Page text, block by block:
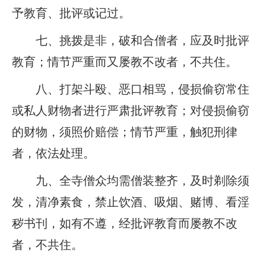
予教育、批评或记过。
七、挑拨是非，破和合僧者，应及时批评
教育；情节严重而又屡教不改者，不共住。
八、打架斗殴、恶口相骂，侵损偷窃常住
或私人财物者进行严肃批评教育；对侵损偷窃
的财物，须照价赔偿；情节严重，触犯刑律
者，依法处理。
九、全寺僧众均需僧装整齐，及时剃除须
发，清净素食，禁止饮酒、吸烟、赌博、看淫
秽书刊，如有不遵，经批评教育而屡教不改
者，不共住。